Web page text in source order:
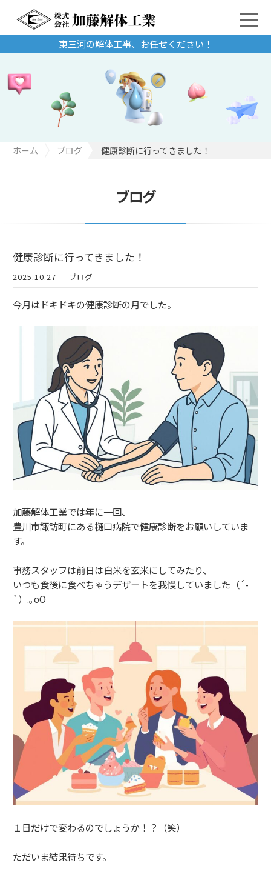
東三河の解体工事、お任せください！
ホーム ブログ 健康診断に行ってきました！
ブログ
健康診断に行ってきました！
2025.10.27 ブログ
今月はドキドキの健康診断の月でした。
加藤解体工業では年に一回、
豊川市諏訪町にある樋口病院で健康診断をお願いしていま
す。
事務スタッフは前日は白米を玄米にしてみたり、
いつも食後に食べちゃうデザートを我慢していました（´-
`）.｡oO
１日だけで変わるのでしょうか！？（笑）
ただいま結果待ちです。